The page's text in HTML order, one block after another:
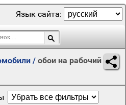
Язык сайта:
/ обои на рабочий